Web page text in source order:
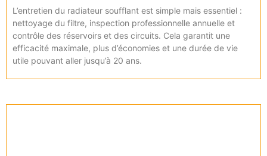
L’entretien du radiateur soufflant est simple mais essentiel :
nettoyage du filtre, inspection professionnelle annuelle et
contrôle des réservoirs et des circuits. Cela garantit une
efficacité maximale, plus d’économies et une durée de vie
utile pouvant aller jusqu’à 20 ans.